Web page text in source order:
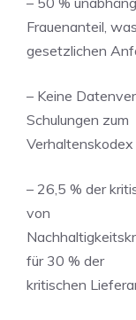
Frauenanteil,
gesetzlichen
– Keine
Schulungen zum
Verhaltenskodex
– 26,5 % der
von
für 30 % der
kritischen